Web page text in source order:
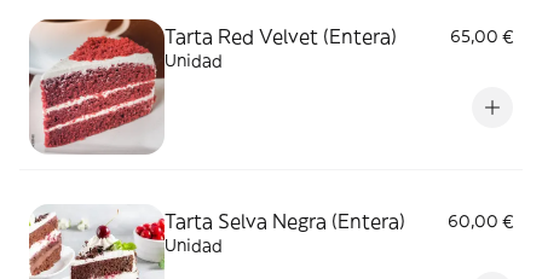
Tarta Red Velvet (Entera)
65,00 €
Unidad
Tarta Selva Negra (Entera)
60,00 €
Unidad